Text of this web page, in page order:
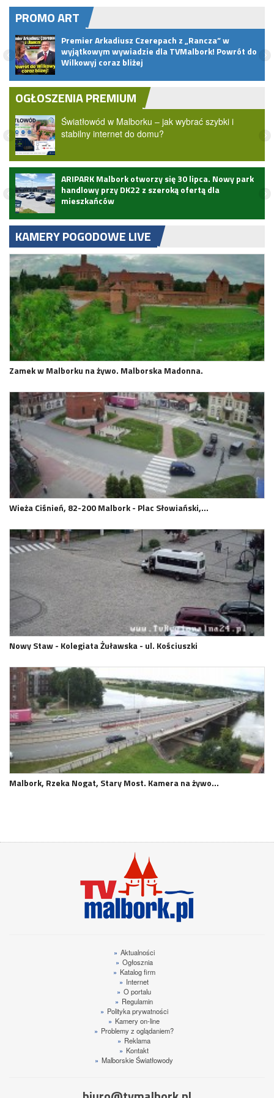
PROMO ART
Premier Arkadiusz Czerepach z „Rancza” w
wyjątkowym wywiadzie dla TVMalbork! Powrót do
Wilkowyj coraz bliżej
OGŁOSZENIA PREMIUM
Światłowód w Malborku – jak wybrać szybki i
stabilny internet do domu?
ARIPARK Malbork otworzy się 30 lipca. Nowy park
handlowy przy DK22 z szeroką ofertą dla
mieszkańców
KAMERY POGODOWE LIVE
Zamek w Malborku na żywo. Malborska Madonna.
Wieża Ciśnień, 82-200 Malbork - Plac Słowiański,…
Nowy Staw - Kolegiata Żuławska - ul. Kościuszki
Malbork, Rzeka Nogat, Stary Most. Kamera na żywo…
» Aktualności
» Ogłosznia
» Katalog firm
» Internet
» O portalu
» Regulamin
» Polityka prywatności
» Kamery on-line
» Problemy z oglądaniem?
» Reklama
» Kontakt
» Malborskie Światłowody